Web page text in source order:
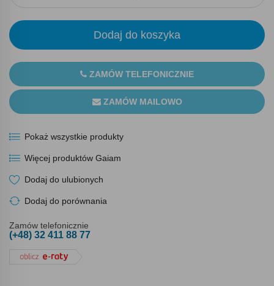
Dodaj do koszyka
ZAMÓW TELEFONICZNIE
ZAMÓW MAILOWO
Pokaż wszystkie produkty
Więcej produktów Gaiam
Dodaj do ulubionych
Dodaj do porównania
Zamów telefonicznie
(+48) 32 411 88 77